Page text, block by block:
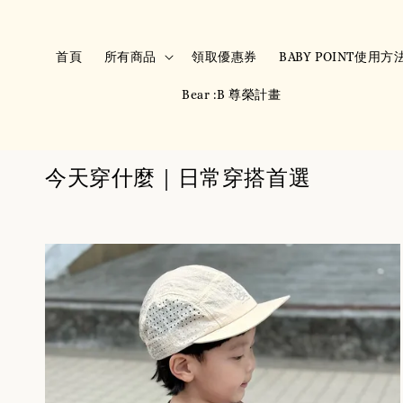
首頁 所有商品 領取優惠券 BABY POINT使用方
Bear :B 尊榮計畫
今天穿什麼｜日常穿搭首選